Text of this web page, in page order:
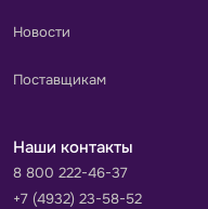
Новости
Поставщикам
Наши контакты
8 800 222-46-37
+7 (4932) 23-58-52